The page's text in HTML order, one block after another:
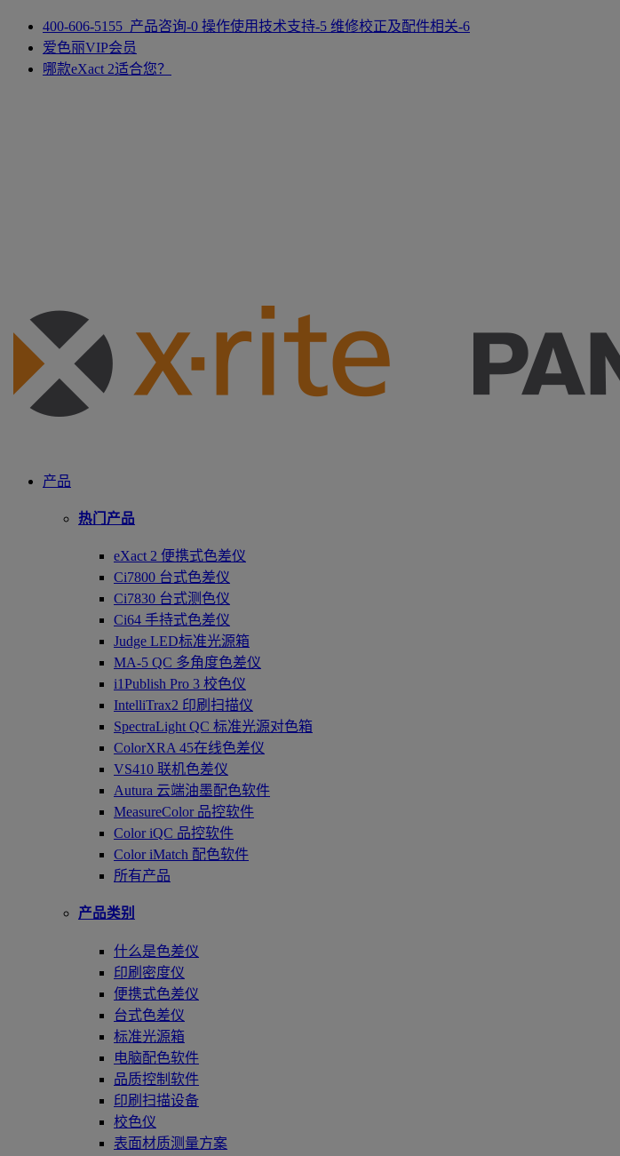
400-606-5155 产品咨询-0 操作使用技术支持-5 维修校正及配件相关-6
爱色丽VIP会员
哪款eXact 2适合您？
产品
热门产品
eXact 2 便携式色差仪
Ci7800 台式色差仪
Ci7830 台式测色仪
Ci64 手持式色差仪
Judge LED标准光源箱
MA-5 QC 多角度色差仪
i1Publish Pro 3 校色仪
IntelliTrax2 印刷扫描仪
SpectraLight QC 标准光源对色箱
ColorXRA 45在线色差仪
VS410 联机色差仪
Autura 云端油墨配色软件
MeasureColor 品控软件
Color iQC 品控软件
Color iMatch 配色软件
所有产品
产品类别
什么是色差仪
印刷密度仪
便携式色差仪
台式色差仪
标准光源箱
电脑配色软件
品质控制软件
印刷扫描设备
校色仪
表面材质测量方案